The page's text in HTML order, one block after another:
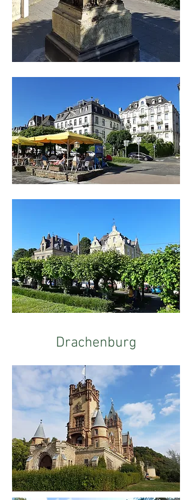
Drachenburg